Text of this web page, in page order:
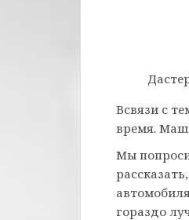
Всвязи с
время.
Мы
гораздо